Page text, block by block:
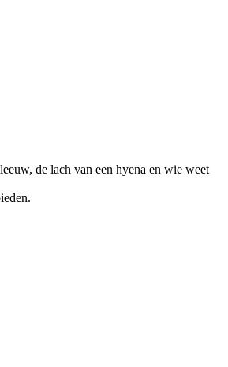
de lach van een hyena en wie weet